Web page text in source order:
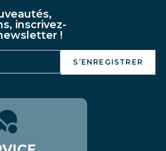
inscrivez-
!
S’ENREGISTRER